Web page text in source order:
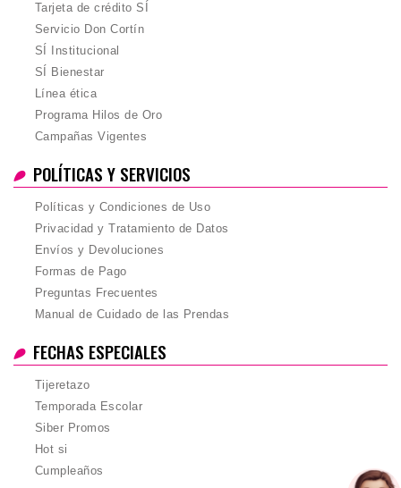
Tarjeta de crédito SÍ
Servicio Don Cortín
SÍ Institucional
SÍ Bienestar
Línea ética
Programa Hilos de Oro
Campañas Vigentes
POLÍTICAS Y SERVICIOS
Políticas y Condiciones de Uso
Privacidad y Tratamiento de Datos
Envíos y Devoluciones
Formas de Pago
Preguntas Frecuentes
Manual de Cuidado de las Prendas
FECHAS ESPECIALES
Tijeretazo
Temporada Escolar
Siber Promos
Hot si
Cumpleaños